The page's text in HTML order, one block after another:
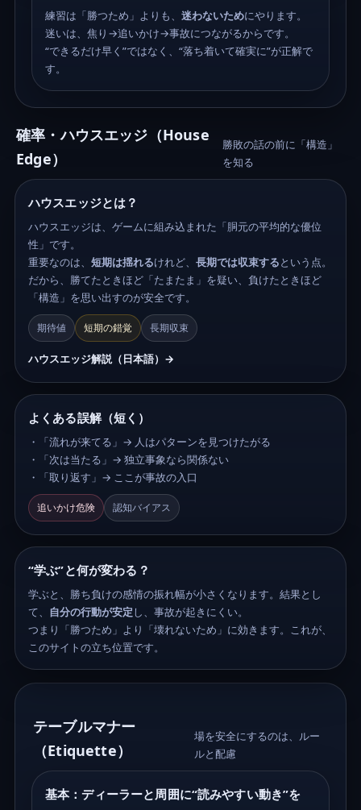
練習は「勝つため」よりも、 迷わないためにやります。
迷いは、焦り→追いかけ→事故につながるからです。
“できるだけ早く”ではなく、“落ち着いて確実に”が正解で
す。
確率・ハウスエッジ（House
Edge）
勝敗の話の前に「構造」
を知る
ハウスエッジとは？
ハウスエッジは、ゲームに組み込まれた「胴元の平均的な優位
性」です。
重要なのは、 短期は揺れるけれど、 長期では収束するという点。
だから、勝てたときほど「たまたま」を疑い、負けたときほど
「構造」を思い出すのが安全です。
期待値 短期の錯覚 長期収束
ハウスエッジ解説（日本語）→
よくある誤解（短く）
・「流れが来てる」→ 人はパターンを見つけたがる
・「次は当たる」→ 独立事象なら関係ない
・「取り返す」→ ここが事故の入口
追いかけ危険 認知バイアス
“学ぶ”と何が変わる？
学ぶと、勝ち負けの感情の振れ幅が小さくなります。結果とし
て、 自分の行動が安定し、事故が起きにくい。
つまり「勝つため」より「壊れないため」に効きます。これが、
このサイトの立ち位置です。
テーブルマナー
（Etiquette）
場を安全にするのは、ルー
ルと配慮
基本：ディーラーと周囲に“読みやすい動き”を